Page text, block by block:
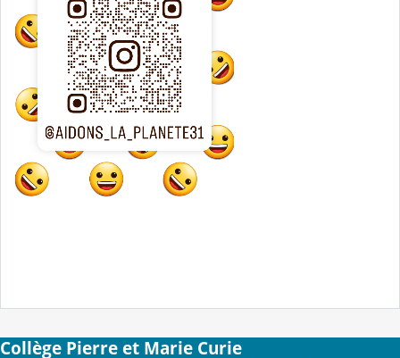
Collège Pierre et Marie Curie